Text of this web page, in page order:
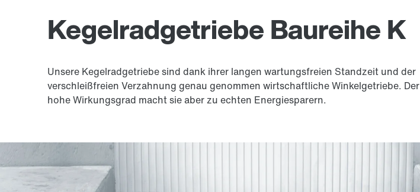
Kegelradgetriebe Baureihe K
Unsere Kegelradgetriebe sind dank ihrer langen wartungsfreien Standzeit und der
verschleißfreien Verzahnung genau genommen wirtschaftliche Winkelgetriebe. Der
hohe Wirkungsgrad macht sie aber zu echten Energiesparern.